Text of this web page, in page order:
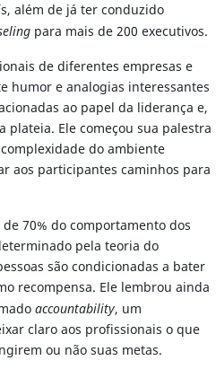
além de já ter conduzido
para mais de 200 executivos.
de diferentes empresas e
humor e analogias interessantes
ao papel da liderança e,
plateia. Ele começou sua palestra
do ambiente
aos participantes caminhos para
70% do comportamento dos
pela teoria do
são condicionadas a bater
recompensa. Ele lembrou ainda
accountability, um
claro aos profissionais o que
ou não suas metas.